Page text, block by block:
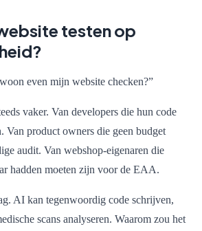
testen op
even mijn website checken?”
vaker. Van developers die hun code
Van product owners die geen budget
audit. Van webshop-eigenaren die
hadden moeten zijn voor de EAA.
AI kan tegenwoordig code schrijven,
scans analyseren. Waarom zou het